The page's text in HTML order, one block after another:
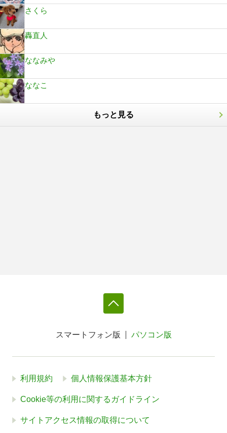
さくら
轟直人
ななみや
ななこ
もっと見る
スマートフォン版 パソコン版
利用規約 個人情報保護基本方針
Cookie等の利用に関するガイドライン
サイトアクセス情報の取得について